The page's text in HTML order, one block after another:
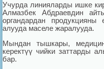
Учурда линияларды ишке
Алмазбек Абдраевдин
органдардан продукцияны
алууда маселе жаралууда.
Мындан тышкары,
керектүү чийки заттарды
бар.